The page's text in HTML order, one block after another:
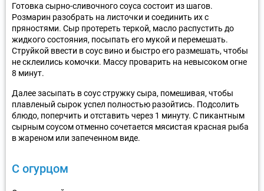
Готовка сырно-сливочного соуса состоит из шагов.
Розмарин разобрать на листочки и соединить их с
пряностями. Сыр протереть теркой, масло распустить до
жидкого состояния, посыпать его мукой и перемешать.
Струйкой ввести в соус вино и быстро его размешать, чтобы
не склеились комочки. Массу проварить на невысоком огне
8 минут.
Далее засыпать в соус стружку сыра, помешивая, чтобы
плавленый сырок успел полностью разойтись. Подсолить
блюдо, поперчить и отставить через 1 минуту. С пикантным
сырным соусом отменно сочетается мясистая красная рыба
в жареном или запеченном виде.
С огурцом